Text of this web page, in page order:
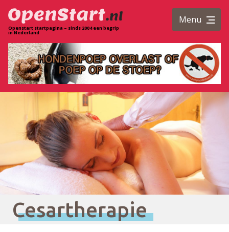
Openstart startpagina – sinds 2004 een begrip
in Nederland
Menu
Cesartherapie